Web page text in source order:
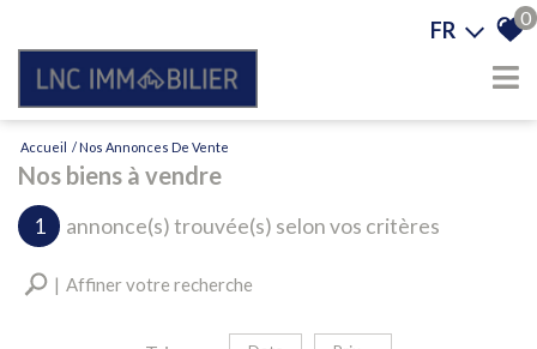
FR 0
Accueil Nos Annonces De Vente
Nos biens à vendre
1 annonce(s) trouvée(s) selon vos critères
Affiner votre recherche